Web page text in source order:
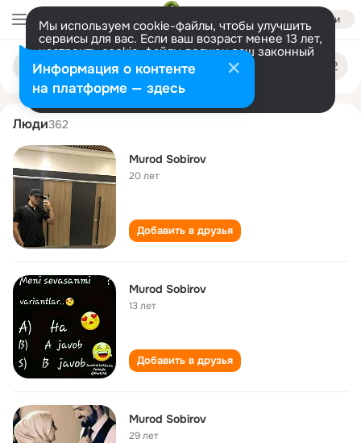
Войти
Мы используем cookie-файлы, чтобы улучшить
сервисы для вас. Если ваш возраст менее 13 лет,
настроить cookie-файлы должен ваш законный
представитель. Больше информации
Разрешить все Настроить
Поиск
людям
murod sobirov
Люди362
Murod Sobirov
20 лет
Добавить в друзья
Murod Sobirov
13 лет
Добавить в друзья
Murod Sobirov
29 лет
Информация о контенте
на платформе — здесь